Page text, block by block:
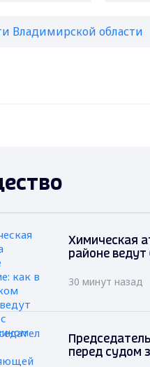
Владимирской области
Химическая
районе
30 минут назад
перед судом